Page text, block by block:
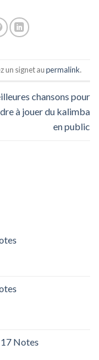
un signet aupermalink.
chansons pour
à jouer du kalimba
en public
Notes